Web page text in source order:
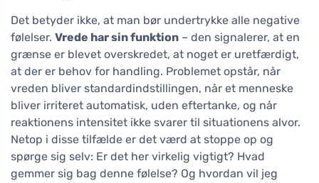
Det betyder ikke, at man bør undertrykke alle negative
følelser. Vrede har sin funktion – den signalerer, at en
grænse er blevet overskredet, at noget er uretfærdigt,
at der er behov for handling. Problemet opstår, når
vreden bliver standardindstillingen, når et menneske
bliver irriteret automatisk, uden eftertanke, og når
reaktionens intensitet ikke svarer til situationens alvor.
Netop i disse tilfælde er det værd at stoppe op og
spørge sig selv: Er det her virkelig vigtigt? Hvad
gemmer sig bag denne følelse? Og hvordan vil jeg